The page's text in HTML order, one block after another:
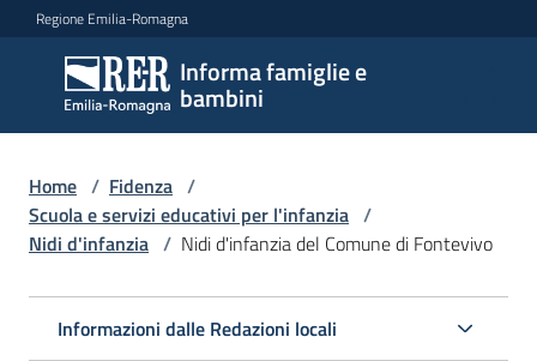
Vai al contenuto
Vai alla navigazione
Vai al footer
Regione Emilia-Romagna
Informa famiglie e
bambini
Informa
famiglie
e
bambini
Home / Fidenza /
Scuola e servizi educativi per l'infanzia /
Nidi d'infanzia / Nidi d'infanzia del Comune di Fontevivo
Informazioni dalle Redazioni locali